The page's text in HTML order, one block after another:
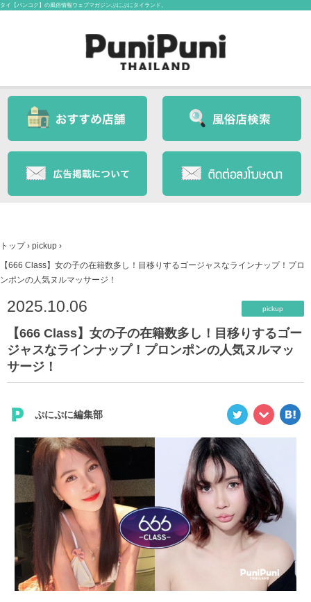
タイ【バンコク】の風俗情報ウェブマガジンぷにぷにタイランド。
トップ › pickup ›
【666 Class】女の子の在籍数多し！目移りするゴージャスなラインナップ！プロ
ンポンの人気ヌルマッサージ！
2025.10.06 pickup
【666 Class】女の子の在籍数多し！目移りするゴー
ジャスなラインナップ！プロンポンの人気ヌルマッ
サージ！
ぷにぷに編集部